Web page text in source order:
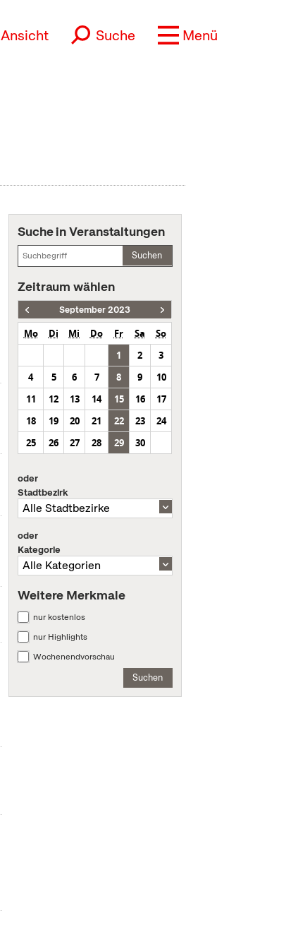
Ansicht Suche Menü
Suche in Veranstaltungen
Suchen
Zeitraum wählen
September 2023
Mo Di Mi Do Fr Sa
So
1
2
3
4
5 6 7 8 9
10
11
12 13 14 15 16
17
18
19 20 21 22 23
24
25
26 27 28 29 30
oder
Stadtbezirk
oder
Kategorie
Weitere Merkmale
nur kostenlos
nur Highlights
Wochenendvorschau
Suchen